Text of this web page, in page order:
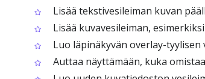
Lisää tekstivesileiman kuvan
Lisää kuvavesileiman,
Luo läpinäkyvän overlay-
Auttaa näyttämään, kuka